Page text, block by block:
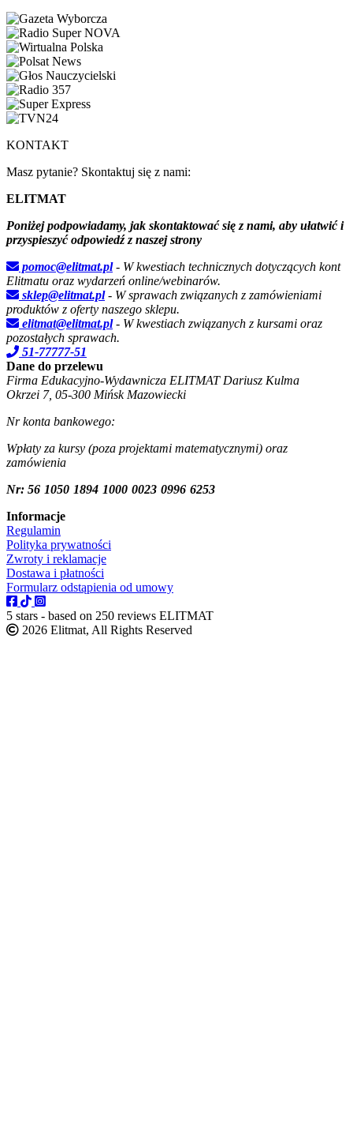
KONTAKT
Masz pytanie? Skontaktuj się z nami:
ELITMAT
Poniżej podpowiadamy, jak skontaktować się z nami, aby ułatwić i
przyspieszyć odpowiedź z naszej strony
pomoc@elitmat.pl - W kwestiach technicznych dotyczących kont
Elitmatu oraz wydarzeń online/webinarów.
sklep@elitmat.pl - W sprawach związanych z zamówieniami
produktów z oferty naszego sklepu.
elitmat@elitmat.pl - W kwestiach związanych z kursami oraz
pozostałych sprawach.
51-77777-51
Dane do przelewu
Firma Edukacyjno-Wydawnicza ELITMAT Dariusz Kulma
Okrzei 7, 05-300 Mińsk Mazowiecki
Nr konta bankowego:
Wpłaty za kursy (poza projektami matematycznymi) oraz
zamówienia
Nr: 56 1050 1894 1000 0023 0996 6253
Informacje
Regulamin
Polityka prywatności
Zwroty i reklamacje
Dostawa i płatności
Formularz odstąpienia od umowy
5 stars - based on 250 reviews ELITMAT
2026 Elitmat, All Rights Reserved